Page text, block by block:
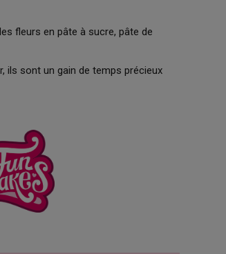
fleurs en pâte à sucre, pâte de
ils sont un gain de temps précieux